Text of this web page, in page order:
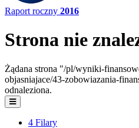
Raport roczny 2016
Strona nie
Żądana strona "/pl/wyniki-
objasniajace/43-zobowiazania-
odnaleziona.
4 Filary